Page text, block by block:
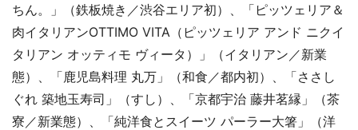
ちん。」（鉄板焼き／渋谷エリア初）、「ピッツェリア＆
肉イタリアンOTTIMO VITA（ピッツェリア アンド ニクイ
タリアン オッティモ ヴィータ）」（イタリアン／新業
態）、「鹿児島料理 丸万」（和食／都内初）、「ささし
ぐれ 築地玉寿司」（すし）、「京都宇治 藤井茗縁」（茶
寮／新業態）、「純洋食とスイーツ パーラー大箸」（洋